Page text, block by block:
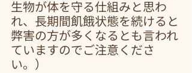
生物が体を守る仕組みと思わ
れ、長期間飢餓状態を続けると
弊害の方が多くなるとも言われ
ていますのでご注意くださ
い。）